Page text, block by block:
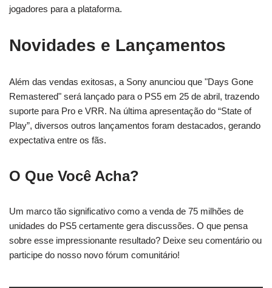
jogadores para a plataforma.
Novidades e Lançamentos
Além das vendas exitosas, a Sony anunciou que "Days Gone
Remastered" será lançado para o PS5 em 25 de abril, trazendo
suporte para Pro e VRR. Na última apresentação do “State of
Play”, diversos outros lançamentos foram destacados, gerando
expectativa entre os fãs.
O Que Você Acha?
Um marco tão significativo como a venda de 75 milhões de
unidades do PS5 certamente gera discussões. O que pensa
sobre esse impressionante resultado? Deixe seu comentário ou
participe do nosso novo fórum comunitário!